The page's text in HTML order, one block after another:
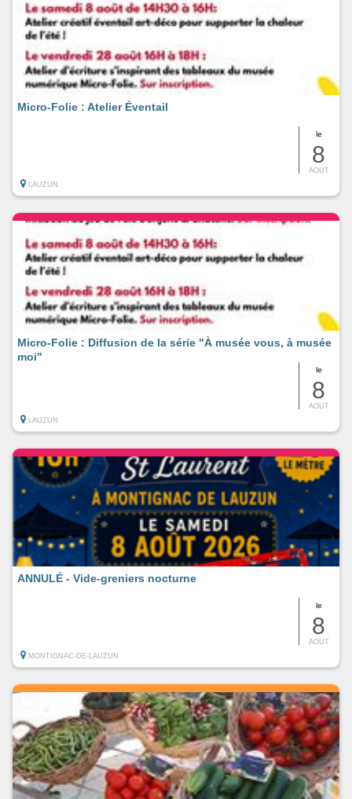
le
8
AOUT
Micro-Folie : Atelier Éventail
LAUZUN
le
8
AOUT
Micro-Folie : Diffusion de la série "À musée vous, à musée
moi"
LAUZUN
le
8
AOUT
ANNULÉ - Vide-greniers nocturne
MONTIGNAC-DE-LAUZUN